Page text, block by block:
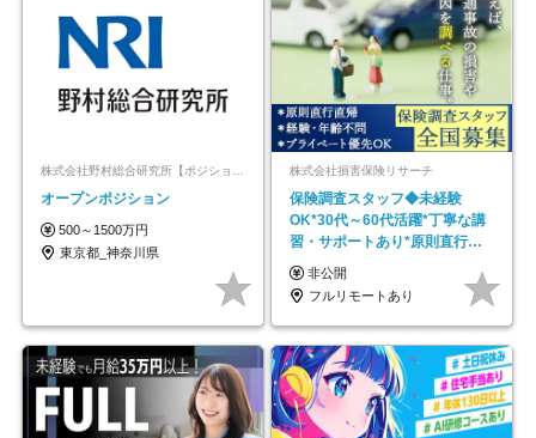
オープンポジション
500～1500万円
東京都_神奈川県
株式会社損害保険リサーチ
保険調査スタッフ◆未経験
OK*30代～60代活躍*丁寧な講
習・サポートあり*原則直行直
帰／全国募集・業務委託
非公開
フルリモートあり